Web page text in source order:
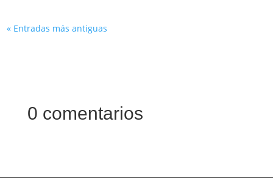
« Entradas más antiguas
0 comentarios